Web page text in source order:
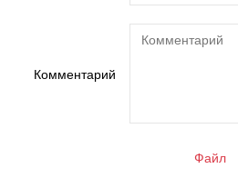
Комментарий
Файл